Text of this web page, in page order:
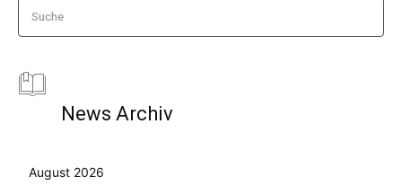
Suche
News Archiv
August 2026